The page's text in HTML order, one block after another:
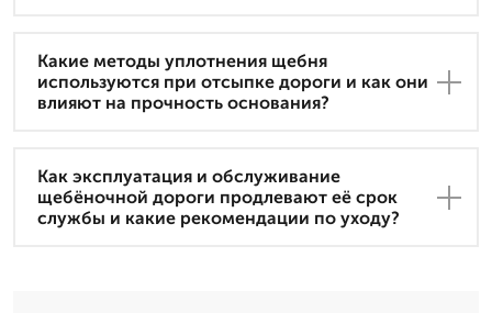
Какие методы уплотнения щебня
используются при отсыпке дороги и как они
влияют на прочность основания?
Как эксплуатация и обслуживание
щебёночной дороги продлевают её срок
службы и какие рекомендации по уходу?